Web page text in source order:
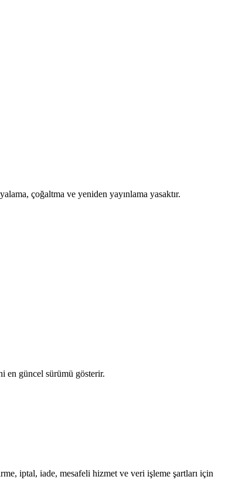
çoğaltma ve yeniden yayınlama yasaktır.
en güncel sürümü gösterir.
iptal, iade, mesafeli hizmet ve veri işleme şartları için